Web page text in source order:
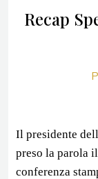
Recap
Il presidente
preso la parola
conferenza